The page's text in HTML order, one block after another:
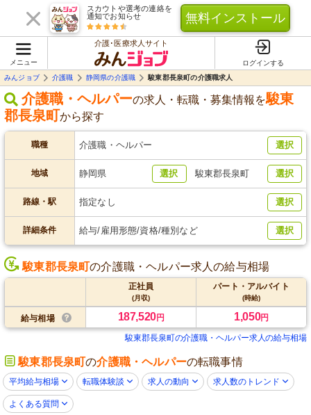
スカウトや選考の連絡を
通知でお知らせ
無料インストール
メニュー
介護･医療求人サイト
ログインする
みんジョブ
介護職 静岡県の介護職 駿東郡長泉町の介護職求人
介護職・ヘルパーの求人・転職・募集情報を駿東
郡長泉町から探す
職種 介護職・ヘルパー 選択
地域 静岡県 選択 駿東郡長泉町 選択
路線・駅 指定なし 選択
詳細条件 給与/雇用形態/資格/種別など 選択
駿東郡長泉町の介護職・ヘルパー求人の給与相場
正社員
(月収)
パート・アルバイト
(時給)
給与相場 187,520円 1,050円
駿東郡長泉町の介護職・ヘルパー求人の給与相場
駿東郡長泉町の介護職・ヘルパーの転職事情
平均給与相場 転職体験談 求人の動向 求人数のトレンド
よくある質問